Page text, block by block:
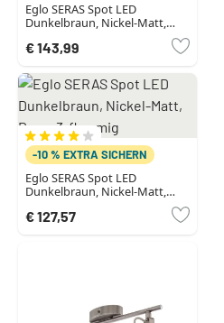
Eglo SERAS Spot LED
Dunkelbraun, Nickel-Matt,
€ 143,99
-10 % EXTRA SICHERN
Eglo SERAS Spot LED
Dunkelbraun, Nickel-Matt,
€ 127,57